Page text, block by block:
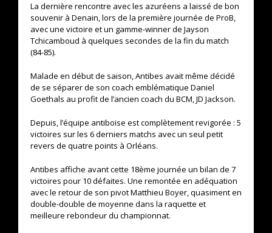
La dernière rencontre avec les azuréens a laissé de bon
souvenir à Denain, lors de la première journée de ProB,
avec une victoire et un gamme-winner de Jayson
Tchicamboud à quelques secondes de la fin du match
(84-85).
Malade en début de saison, Antibes avait même décidé
de se séparer de son coach emblématique Daniel
Goethals au profit de l’ancien coach du BCM, JD Jackson.
Depuis, l’équipe antiboise est complètement revigorée : 5
victoires sur les 6 derniers matchs avec un seul petit
revers de quatre points à Orléans.
Antibes affiche avant cette 18ème journée un bilan de 7
victoires pour 10 défaites. Une remontée en adéquation
avec le retour de son pivot Matthieu Boyer, quasiment en
double-double de moyenne dans la raquette et
meilleure rebondeur du championnat.